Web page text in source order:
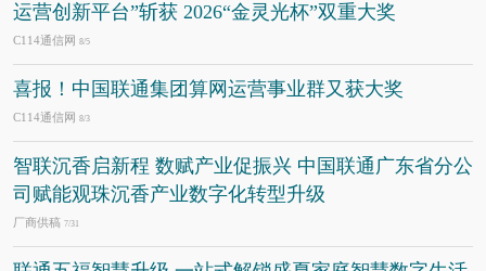
运营创新平台”斩获 2026“金灵光杯”双重大奖
C114通信网 8/5
喜报！中国联通集团算网运营事业群又获大奖
C114通信网 8/3
智联沉香启新程 数赋产业促振兴 中国联通广东省分公
司赋能观珠沉香产业数字化转型升级
厂商供稿 7/31